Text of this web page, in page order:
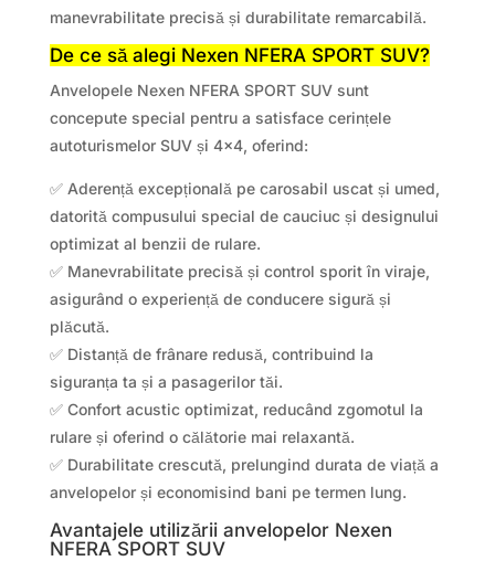
manevrabilitate precisă și durabilitate remarcabilă.
De ce să alegi Nexen NFERA SPORT SUV?
Anvelopele Nexen NFERA SPORT SUV sunt
concepute special pentru a satisface cerințele
autoturismelor SUV și 4×4, oferind:
✅ Aderență excepțională pe carosabil uscat și umed,
datorită compusului special de cauciuc și designului
optimizat al benzii de rulare.
✅ Manevrabilitate precisă și control sporit în viraje,
asigurând o experiență de conducere sigură și
plăcută.
✅ Distanță de frânare redusă, contribuind la
siguranța ta și a pasagerilor tăi.
✅ Confort acustic optimizat, reducând zgomotul la
rulare și oferind o călătorie mai relaxantă.
✅ Durabilitate crescută, prelungind durata de viață a
anvelopelor și economisind bani pe termen lung.
Avantajele utilizării anvelopelor Nexen
NFERA SPORT SUV